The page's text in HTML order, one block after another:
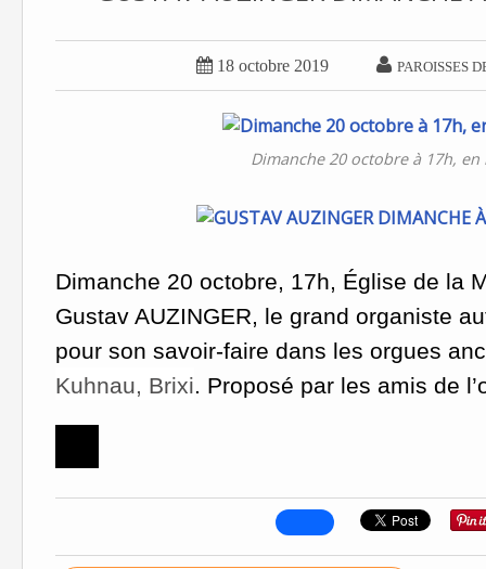
 18 octobre 2019  PAROISSES
Dimanche 20 octobre à 17h,
Dimanche 20 octobre, 17h, Église de la
Gustav AUZINGER, le grand organiste
pour son savoir-faire dans les orgues
Kuhnau, Brixi. Proposé par les amis de